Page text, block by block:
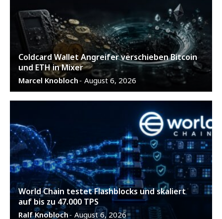
Coldcard Wallet Angreifer verschieben Bitcoin
und ETH in Mixer
Marcel Knobloch- August 6, 2026
World Chain testet Flashblocks und skaliert
auf bis zu 47.000 TPS
Ralf Knobloch- August 6, 2026